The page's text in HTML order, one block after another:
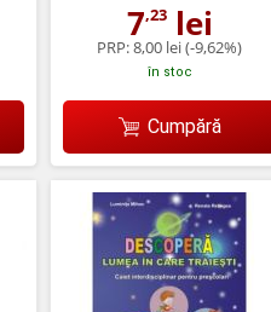
7,23lei
PRP:8,00 lei(-9,62%)
în stoc
Cumpără